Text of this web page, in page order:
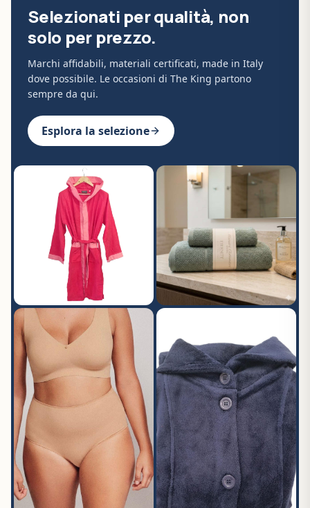
Selezionati per qualità, non
solo per prezzo.
Marchi affidabili, materiali certificati, made in Italy
dove possibile. Le occasioni di The King partono
sempre da qui.
Esplora la selezione